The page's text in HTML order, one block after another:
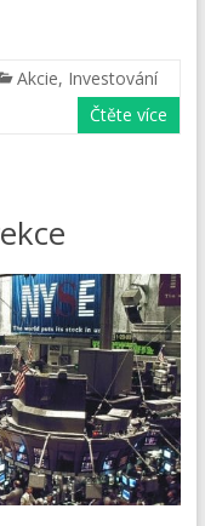
Akcie, Investování
Čtěte více